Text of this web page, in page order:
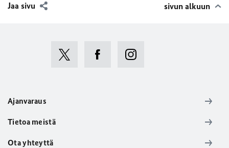
Jaa sivu sivun alkuun
Ajanvaraus
Tietoa meistä
Ota yhteyttä